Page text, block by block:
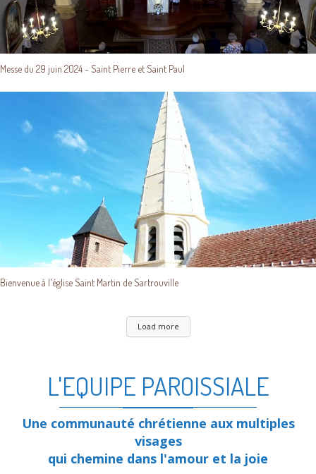
Messe du 29 juin 2024 - Saint Pierre et Saint Paul
Bienvenue à l'église Saint Martin de Sartrouville
Load more
L'EQUIPE PAROISSIALE
Une communauté chrétienne aux multiples
visages
qui chemine dans l'amour et la joie